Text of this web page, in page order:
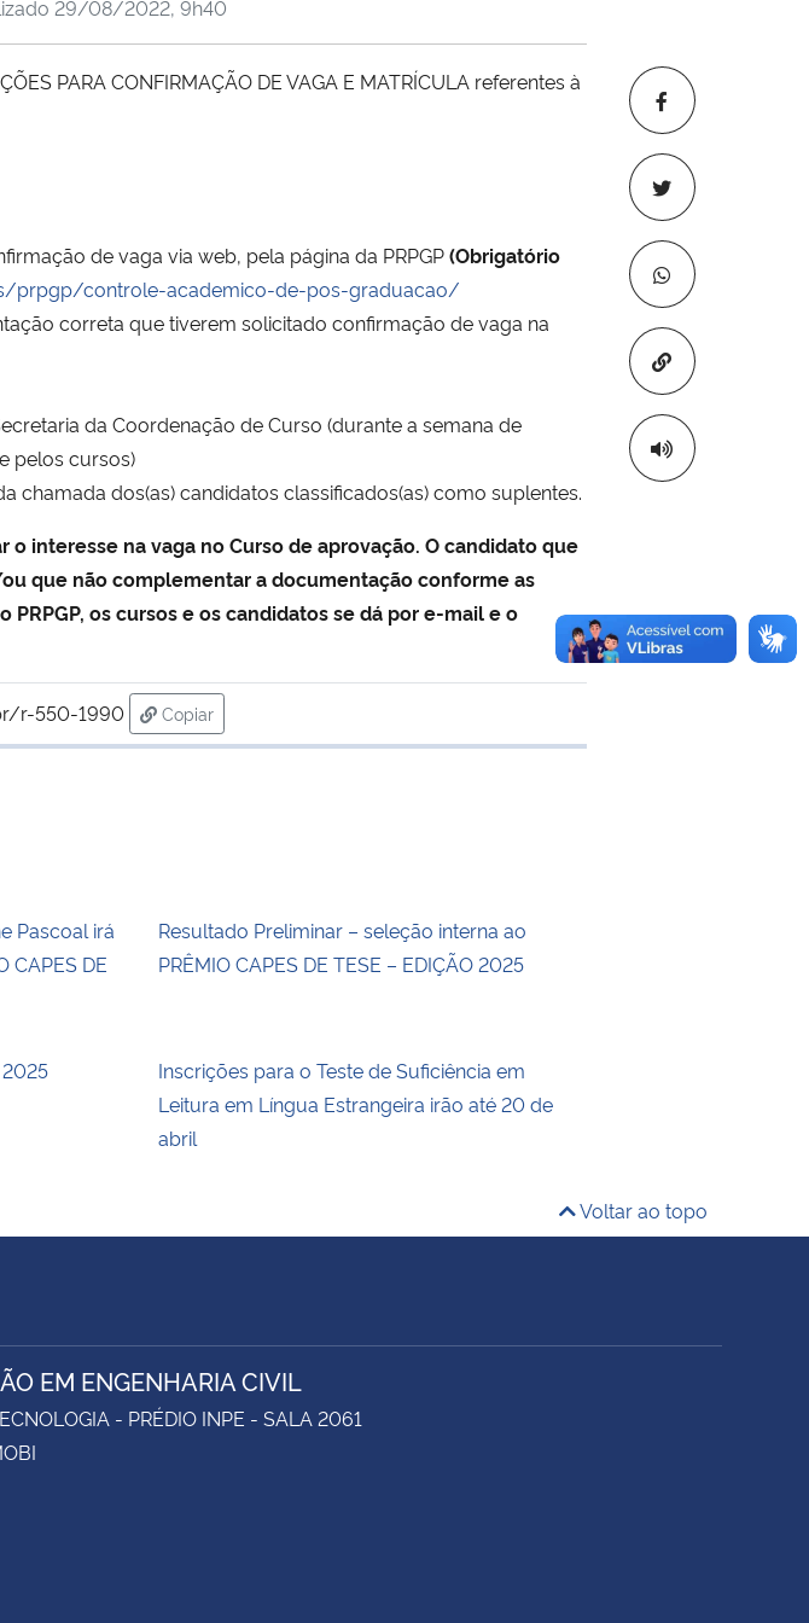
Copiar para
29/08/2022, 9h40
PARA CONFIRMAÇÃO DE VAGA E MATRÍCULA referentes à
de vaga via web, pela página da PRPGP(Obrigatório
prpgp/controle-academico-de-pos-graduacao/
correta que tiverem solicitado confirmação de vaga na
da Coordenação de Curso (durante a semana de
pelos cursos)
chamada dos(as) candidatos classificados(as) como suplentes.
interesse na vaga no Curso de aprovação. O candidato que
que não complementar a documentação conforme as
os cursos e os candidatos se dá por e-mail e o
r-550-1990
Copiar
para área de transferência
Pascoal irá
CAPES DE
Resultado Preliminar – seleção interna ao
PRÊMIO CAPES DE TESE – EDIÇÃO 2025
Inscrições para o Teste de Suficiência em
Leitura em Língua Estrangeira irão até 20 de
abril
Voltar ao topo
EM ENGENHARIA CIVIL
- PRÉDIO INPE - SALA 2061